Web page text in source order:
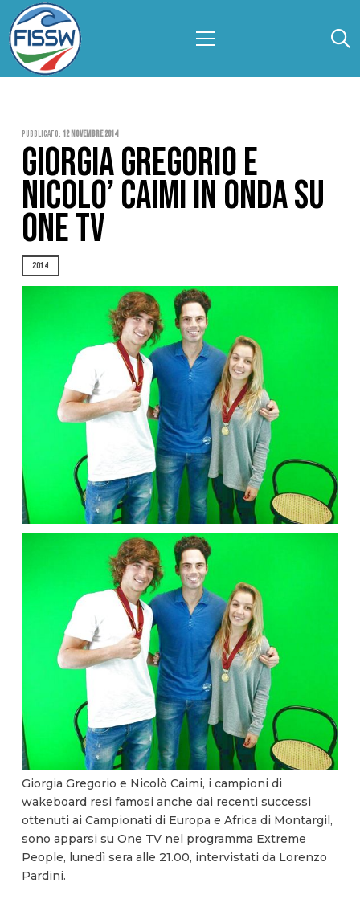
Pubblicato: 12 Novembre 2014
GIORGIA GREGORIO E
NICOLO’ CAIMI IN ONDA SU
ONE TV
2014
Giorgia Gregorio e Nicolò Caimi, i campioni di
wakeboard resi famosi anche dai recenti successi
ottenuti ai Campionati di Europa e Africa di Montargil,
sono apparsi su One TV nel programma Extreme
People, lunedì sera alle 21.00, intervistati da Lorenzo
Pardini.